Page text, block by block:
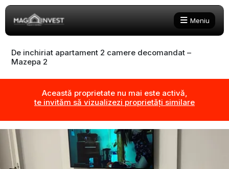
Meniu
De inchiriat apartament 2 camere decomandat –
Mazepa 2
Această proprietate nu mai este activă,
te invităm să vizualizezi proprietăți similare